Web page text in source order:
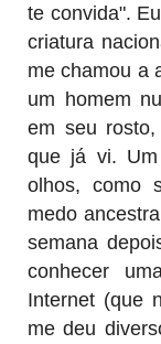
te convida".
criatura
me chamou a
um homem
em seu
que já vi. Um
olhos, como
medo
semana
conhecer
Internet (que
me deu